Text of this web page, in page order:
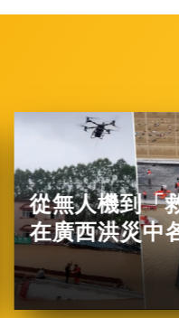
從無人機到「
在廣西洪災中